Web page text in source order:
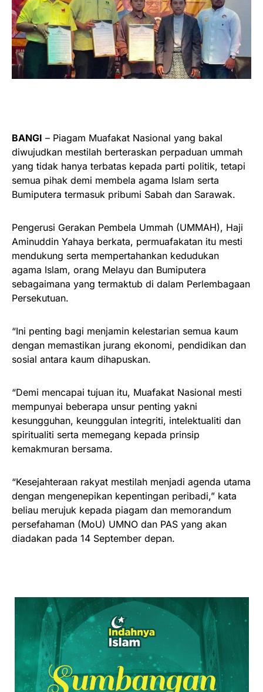
BANGI – Piagam Muafakat Nasional yang bakal
diwujudkan mestilah berteraskan perpaduan ummah
yang tidak hanya terbatas kepada parti politik, tetapi
semua pihak demi membela agama Islam serta
Bumiputera termasuk pribumi Sabah dan Sarawak.
Pengerusi Gerakan Pembela Ummah (UMMAH), Haji
Aminuddin Yahaya berkata, permuafakatan itu mesti
mendukung serta mempertahankan kedudukan
agama Islam, orang Melayu dan Bumiputera
sebagaimana yang termaktub di dalam Perlembagaan
Persekutuan.
“Ini penting bagi menjamin kelestarian semua kaum
dengan memastikan jurang ekonomi, pendidikan dan
sosial antara kaum dihapuskan.
“Demi mencapai tujuan itu, Muafakat Nasional mesti
mempunyai beberapa unsur penting yakni
kesungguhan, keunggulan integriti, intelektualiti dan
spiritualiti serta memegang kepada prinsip
kemakmuran bersama.
“Kesejahteraan rakyat mestilah menjadi agenda utama
dengan mengenepikan kepentingan peribadi,” kata
beliau merujuk kepada piagam dan memorandum
persefahaman (MoU) UMNO dan PAS yang akan
diadakan pada 14 September depan.